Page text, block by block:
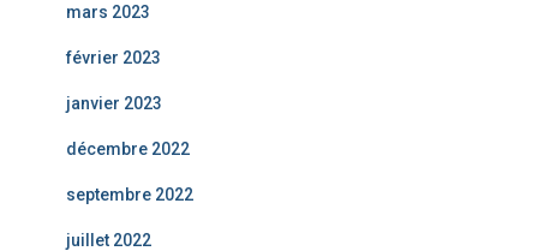
mars 2023
février 2023
janvier 2023
décembre 2022
septembre 2022
juillet 2022